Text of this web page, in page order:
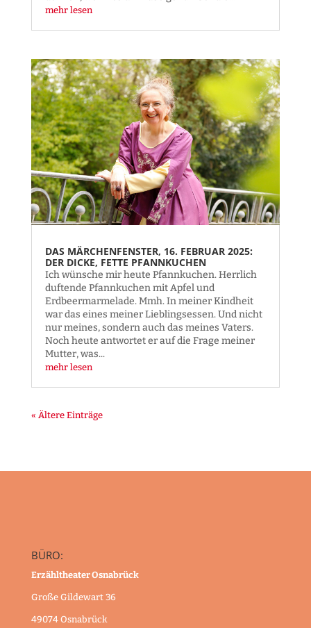
mehr lesen
DAS MÄRCHENFENSTER, 16. FEBRUAR 2025:
DER DICKE, FETTE PFANNKUCHEN
Ich wünsche mir heute Pfannkuchen. Herrlich
duftende Pfannkuchen mit Apfel und
Erdbeermarmelade. Mmh. In meiner Kindheit
war das eines meiner Lieblingsessen. Und nicht
nur meines, sondern auch das meines Vaters.
Noch heute antwortet er auf die Frage meiner
Mutter, was...
mehr lesen
« Ältere Einträge
BÜRO:
Erzähltheater Osnabrück
Große Gildewart 36
49074 Osnabrück